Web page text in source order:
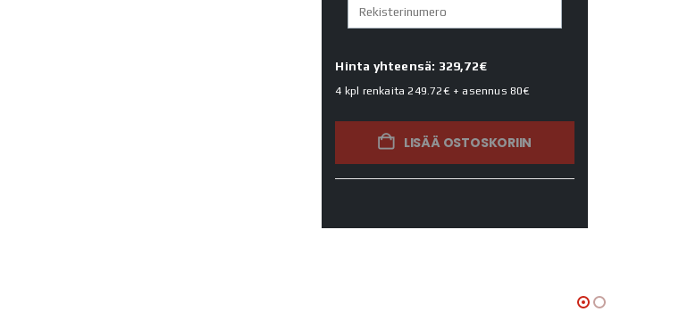
Hinta yhteensä: 329,72€
4 kpl renkaita249.72€+ asennus80€
LISÄÄ OSTOSKORIIN